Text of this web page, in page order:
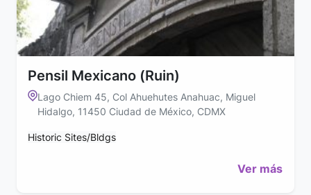
Pensil Mexicano (Ruin)
Lago Chiem 45, Col Ahuehutes Anahuac, Miguel
Hidalgo, 11450 Ciudad de México, CDMX
Historic Sites/Bldgs
Ver más